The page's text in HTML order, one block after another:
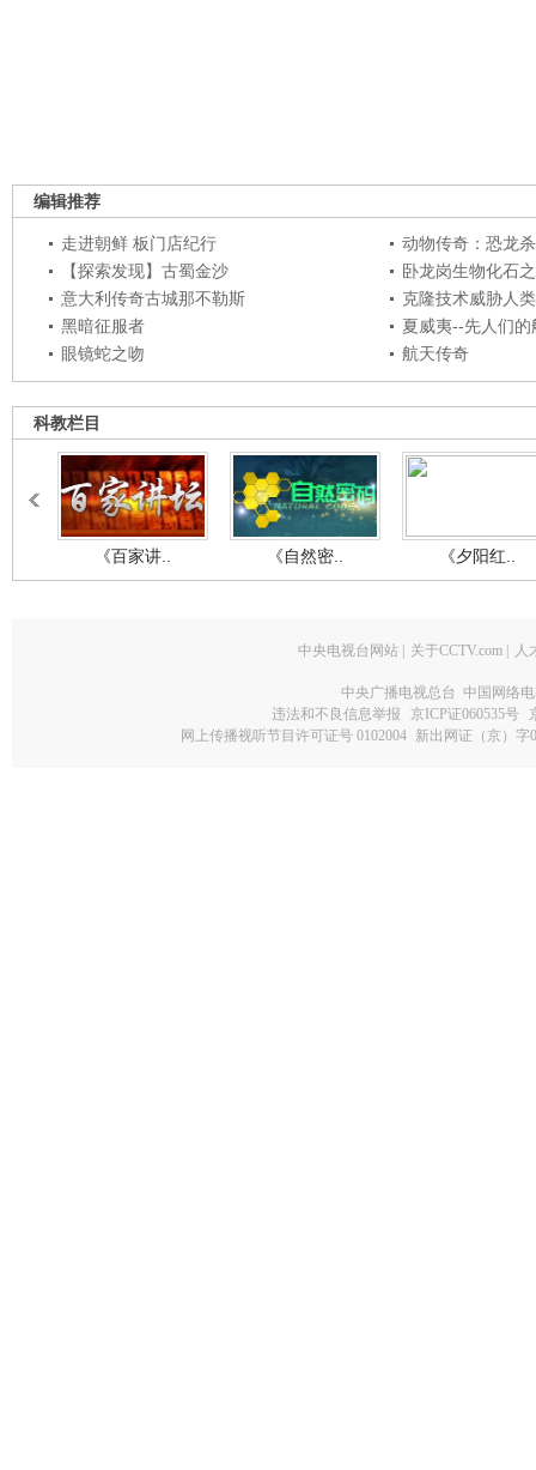
编辑推荐
走进朝鲜 板门店纪行
动物传奇：恐龙
【探索发现】古蜀金沙
卧龙岗生物化石
意大利传奇古城那不勒斯
克隆技术威胁人
黑暗征服者
夏威夷--先人们的
眼镜蛇之吻
航天传奇
科教栏目
《百家讲.. 《自然密.. 《夕阳红..
中央电视台网站 | 关于CCTV.com | 人
中央广播电视总台 中国网络
违法和不良信息举报
京ICP证060535号
网上传播视听节目许可证号 0102004 新出网证（京）